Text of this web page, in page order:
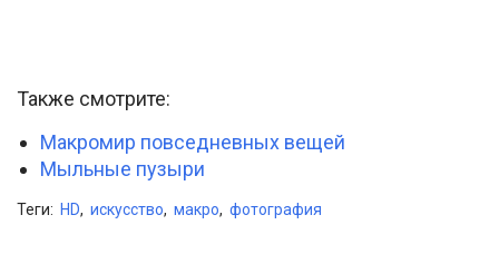
Также смотрите:
Макромир повседневных вещей
Мыльные пузыри
Теги: HD, искусство, макро, фотография